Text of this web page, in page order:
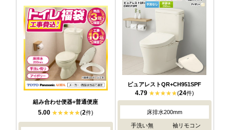
組み合わせ便器+普通便座
5.00 (2件)
ピュアレストQR+CH951SPF
4.79 (24件)
床排水200mm
手洗い無 袖リモコン